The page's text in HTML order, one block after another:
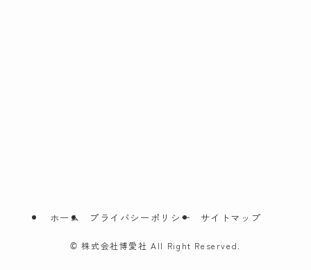
ホーム プライバシーポリシー サイトマップ
© 株式会社博愛社 All Right Reserved.